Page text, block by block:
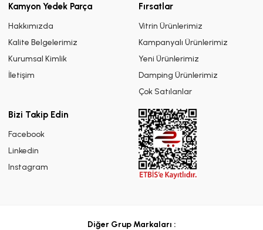
Kamyon Yedek Parça
Hakkımızda
Kalite Belgelerimiz
Kurumsal Kimlik
İletişim
Fırsatlar
Vitrin Ürünlerimiz
Kampanyalı Ürünlerimiz
Yeni Ürünlerimiz
Damping Ürünlerimiz
Çok Satılanlar
Bizi Takip Edin
Facebook
Linkedin
Instagram
Diğer Grup Markaları :